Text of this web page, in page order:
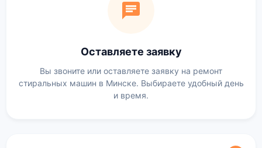
Оставляете заявку
Вы звоните или оставляете заявку на ремонт
стиральных машин в Минске. Выбираете удобный день
и время.